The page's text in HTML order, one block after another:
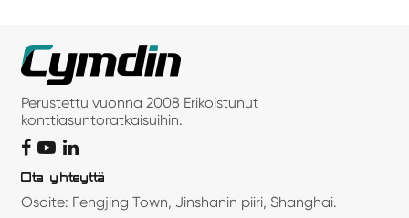
Perustettu vuonna 2008 Erikoistunut
konttiasuntoratkaisuihin.
Ota yhteyttä
Osoite: Fengjing Town, Jinshanin piiri, Shanghai.